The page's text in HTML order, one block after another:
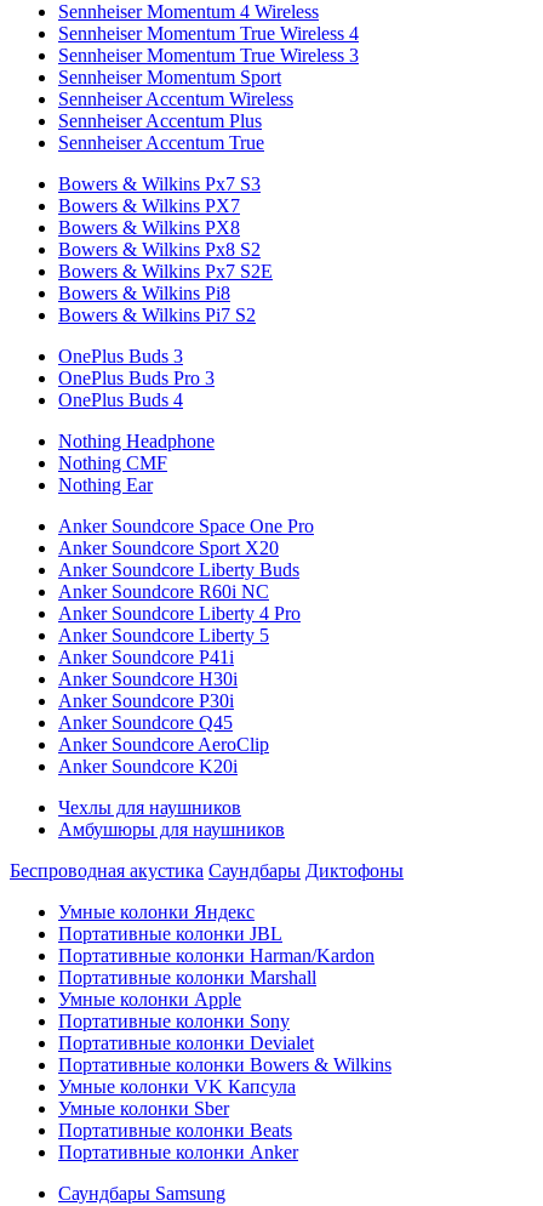
Sennheiser Momentum 4 Wireless
Sennheiser Momentum True Wireless 4
Sennheiser Momentum True Wireless 3
Sennheiser Momentum Sport
Sennheiser Accentum Wireless
Sennheiser Accentum Plus
Sennheiser Accentum True
Bowers & Wilkins Px7 S3
Bowers & Wilkins PX7
Bowers & Wilkins PX8
Bowers & Wilkins Px8 S2
Bowers & Wilkins Px7 S2E
Bowers & Wilkins Pi8
Bowers & Wilkins Pi7 S2
OnePlus Buds 3
OnePlus Buds Pro 3
OnePlus Buds 4
Nothing Headphone
Nothing CMF
Nothing Ear
Anker Soundcore Space One Pro
Anker Soundcore Sport X20
Anker Soundcore Liberty Buds
Anker Soundcore R60i NC
Anker Soundcore Liberty 4 Pro
Anker Soundcore Liberty 5
Anker Soundcore P41i
Anker Soundcore H30i
Anker Soundcore P30i
Anker Soundcore Q45
Anker Soundcore AeroClip
Anker Soundcore K20i
Чехлы для наушников
Амбушюры для наушников
Беспроводная акустика Саундбары Диктофоны
Умные колонки Яндекс
Портативные колонки JBL
Портативные колонки Harman/Kardon
Портативные колонки Marshall
Умные колонки Apple
Портативные колонки Sony
Портативные колонки Devialet
Портативные колонки Bowers & Wilkins
Умные колонки VK Капсула
Умные колонки Sber
Портативные колонки Beats
Портативные колонки Anker
Саундбары Samsung